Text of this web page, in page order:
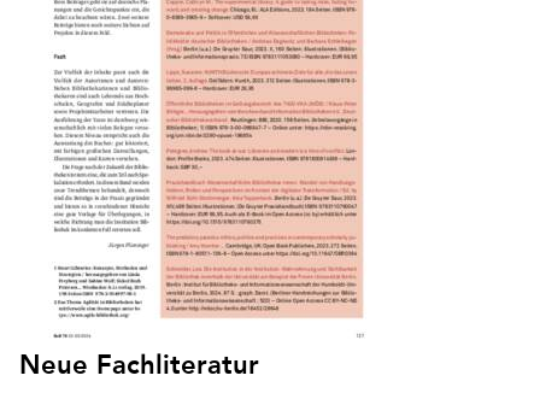
Neue Fachliteratur